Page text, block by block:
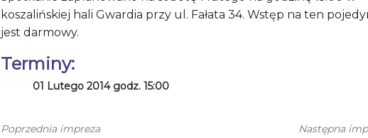
koszalińskiej hali Gwardia przy ul. Fałata 34. Wstęp na ten
jest darmowy.
Terminy:
01 Lutego 2014 godz. 15:00
Poprzednia impreza
Następna